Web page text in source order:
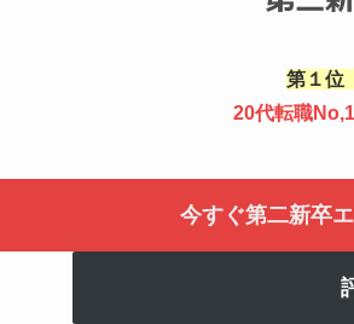
第１位
20代転職
今すぐ第二新卒